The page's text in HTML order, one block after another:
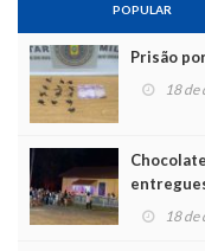
POPULAR
Prisão
18
Noel
18